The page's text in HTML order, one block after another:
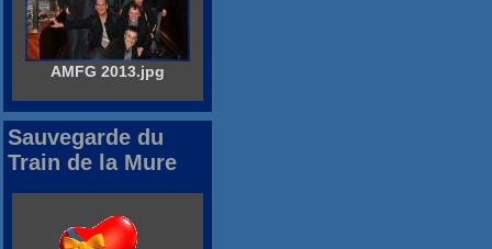
AMFG 2013.jpg
Sauvegarde du
Train de la Mure